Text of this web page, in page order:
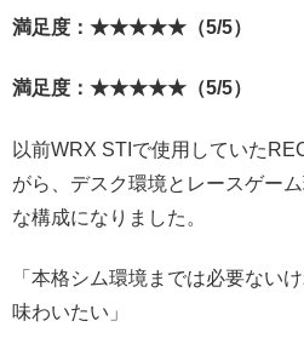
満足度：★★★★★（5/5）
満足度：★★★★★（5/5）
以前WRX STIで使用していた
がら、デスク環境とレースゲー
な構成になりました。
「本格シム環境までは必要ない
味わいたい」